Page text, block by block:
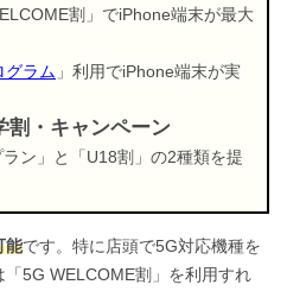
割」でiPhone端末が最大
グラム 」利用でiPhone端末が実
割・キャンペーン
ラン」と「U18割」の2種類を提
能です。特に店頭で5G対応機種を
5G WELCOME割」を利用すれ